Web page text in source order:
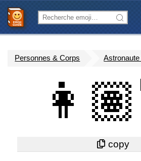
Personnes & Corps